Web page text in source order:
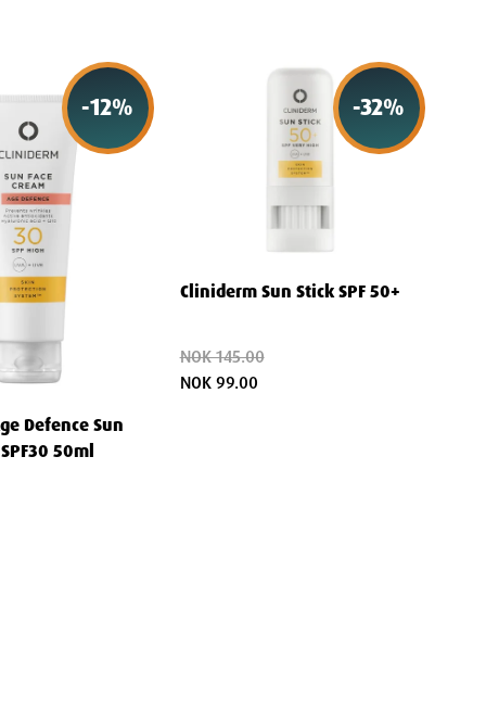
-12%
Defence Sun
50ml
-32%
Cliniderm Sun Stick SPF 50+
NOK 145.00
NOK 99.00